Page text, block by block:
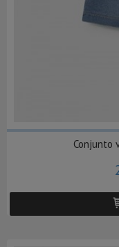
Conjunto